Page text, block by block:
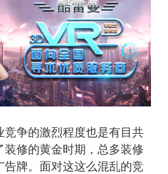
争的激烈程度也是有目共
装修的黄金时期，总多装修
告牌。面对这这么混乱的竞